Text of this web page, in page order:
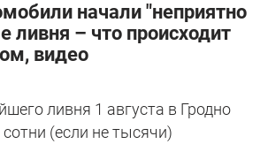
начали "неприятно
ливня – что происходит
видео
ливня 1 августа в Гродно
(если не тысячи)